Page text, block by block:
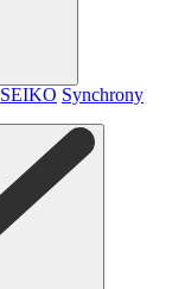
SEIKO Synchrony